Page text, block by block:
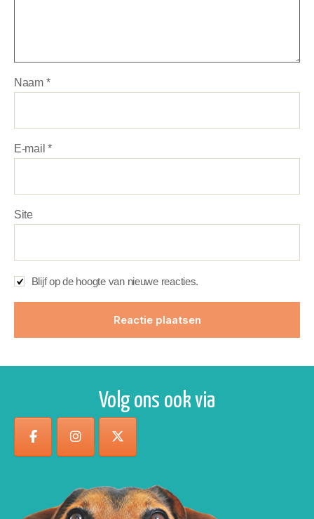
Naam *
E-mail*
Site
Blijf op de hoogte van nieuwe reacties.
Volg ons ook via